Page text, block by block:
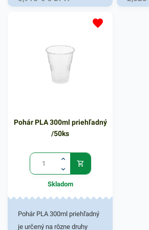
Pohár PLA 300ml priehľadný
/50ks
Skladom
Pohár PLA 300ml priehľadný
je určený na rôzne druhy